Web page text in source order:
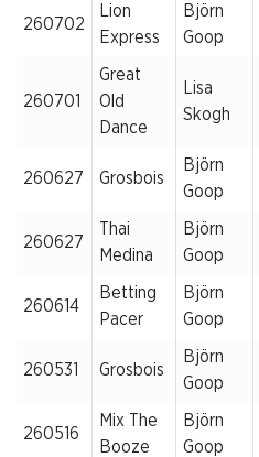
260702
Lion
Express
Björn
Goop
260701
Great
Old
Dance
Lisa
Skogh
260627 Grosbois
Björn
Goop
260627
Thai
Medina
Björn
Goop
260614
Betting
Pacer
Björn
Goop
260531 Grosbois
Björn
Goop
260516
Mix The
Booze
Björn
Goop